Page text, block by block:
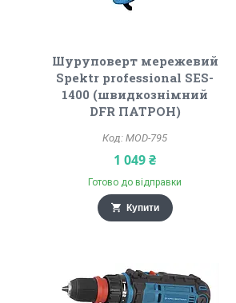
Шуруповерт мережевий
Spektr professional SES-
1400 (швидкознімний
DFR ПАТРОН)
MOD-795
1 049 ₴
Готово до відправки
Купити